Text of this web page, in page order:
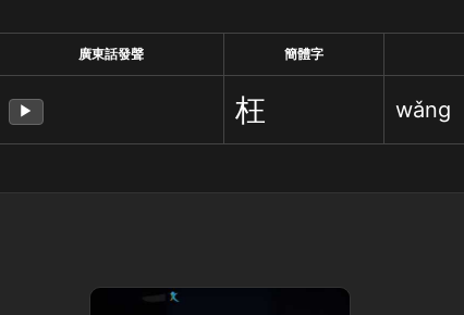
廣東話發聲 簡體字
▶ 枉 wǎng